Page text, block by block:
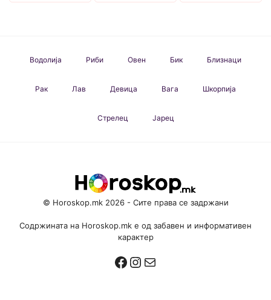
Водолија Риби Овен Бик Близнаци
Рак Лав Девица Вага Шкорпија
Стрелец Јарец
© Horoskop.mk 2026 - Сите права се задржани
Содржината на Horoskop.mk е од забавен и информативен
карактер
Facebook
Instagram
Mail